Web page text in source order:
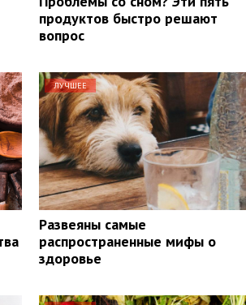
продуктов быстро решают
вопрос
ЛУЧШЕЕ
Развеяны самые
распространенные мифы о
здоровье